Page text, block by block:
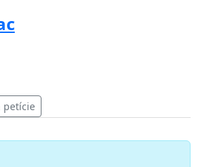
ulice Tomášikova a ulice
aj pre celú mikroklímu Košíc.
poškodené pagaštany konské
- ulica Kisdyho medzi
petície